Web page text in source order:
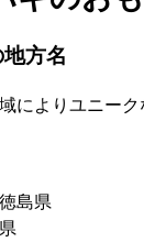
方名
によりユニー
島県